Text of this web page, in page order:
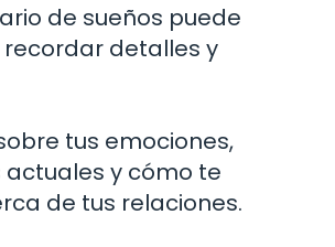
de sueños puede
detalles y
tus emociones,
actuales y cómo te
de tus relaciones.